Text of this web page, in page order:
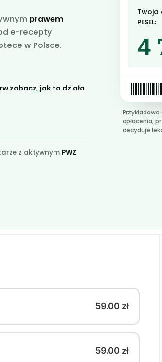
prawem
e-recepty
w Polsce.
zobacz, jak to działa
z aktywnym PWZ
Twoja
PESEL:
opłacenia;
decyduje